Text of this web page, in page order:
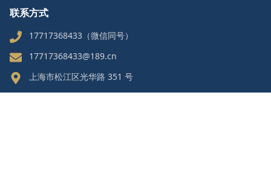
联系方式
17717368433（微信同号）
17717368433@189.cn
上海市松江区光华路 351 号